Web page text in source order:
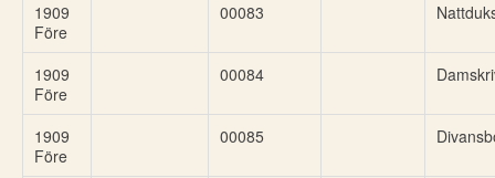
1909
Före
00083
1909
Före
00084
1909
Före
00085